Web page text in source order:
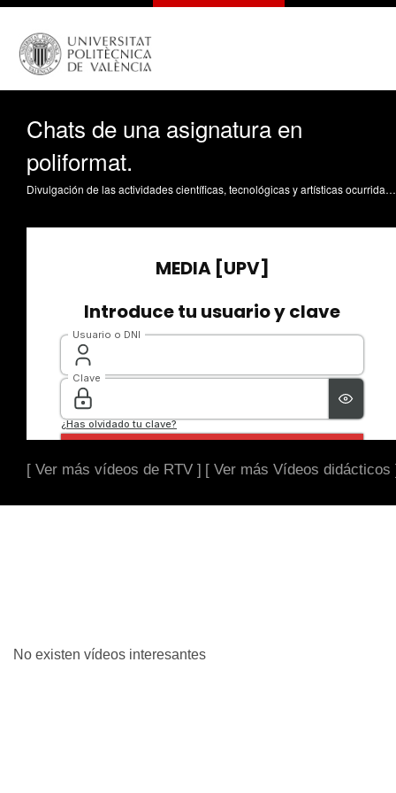
Chats de una asignatura en
poliformat.
Divulgación de las actividades científicas, tecnológicas y artísticas ocurridas en los tres campus de la UPV
[ Ver más vídeos de RTV ] [ Ver más Vídeos didácticos
No existen vídeos interesantes